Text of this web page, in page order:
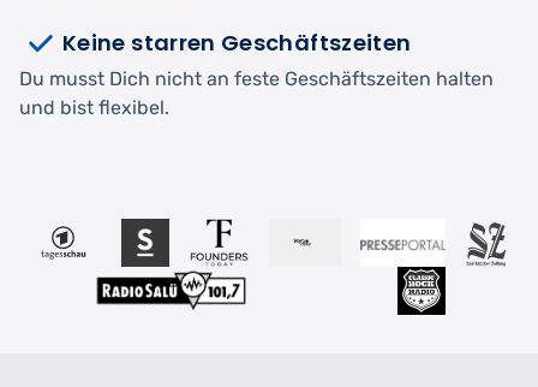
Keine starren Geschäftszeiten
Du musst Dich nicht an feste Geschäftszeiten halten
und bist flexibel.